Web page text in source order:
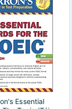
Essential